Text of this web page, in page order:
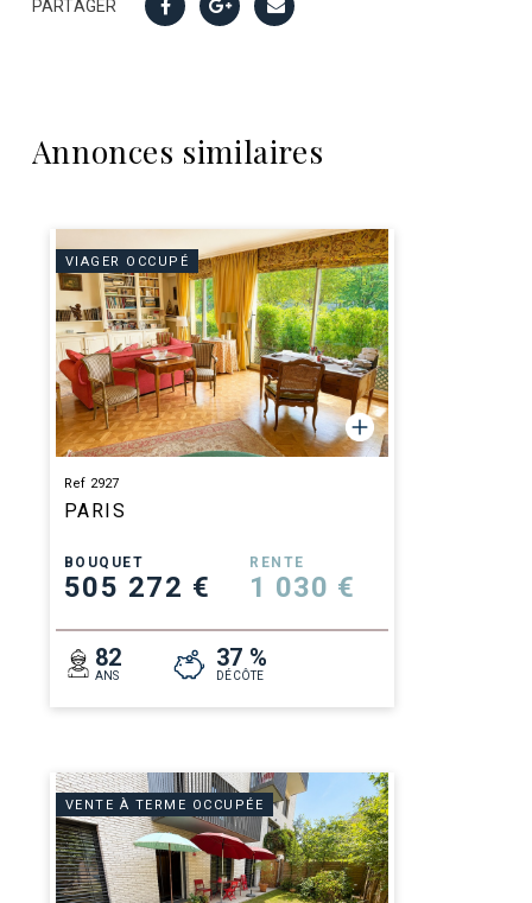
PARTAGER
Annonces similaires
VIAGER OCCUPÉ
Ref 2927
PARIS
BOUQUET
505 272 €
RENTE
1 030 €
82
ANS
37 %
DÉCÔTE
VENTE À TERME OCCUPÉE